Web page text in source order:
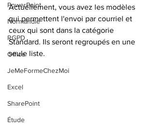
PowerPoint
Normandie
RGPD
Office
JeMeFormeChezMoi
Excel
SharePoint
Étude
Actuellement, vous avez les modèles
qui permettent l'envoi par courriel et
ceux qui sont dans la catégorie
Standard. Ils seront regroupés en une
seule liste.